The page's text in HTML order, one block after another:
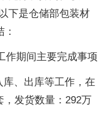
下是仓储部包装材
作期间主要完成事项
、出库等工作，在
，发货数量：292万